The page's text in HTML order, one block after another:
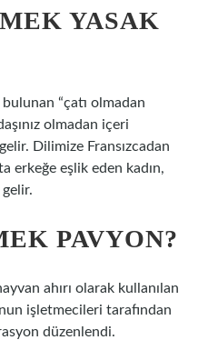
YASAK
“çatı olmadan
olmadan içeri
Dilimize Fransızcadan
erkeğe eşlik eden kadın,
gelir.
PAVYON?
ahırı olarak kullanılan
işletmecileri tarafından
düzenlendi.